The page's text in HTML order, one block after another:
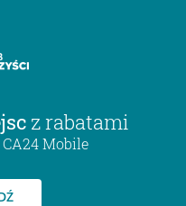
z rabatami
Mobile